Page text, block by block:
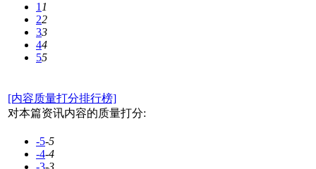
11
22
33
44
55
[内容质量打分排行榜]
对本篇资讯内容的质量打分:
-5-5
-4-4